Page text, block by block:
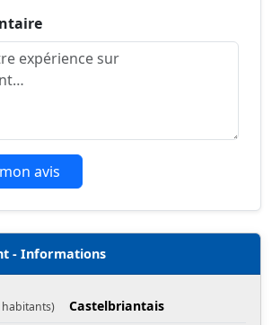
avis
- Informations
Castelbriantais